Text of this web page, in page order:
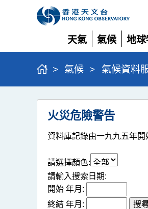
天氣
展
開
氣候
展
開
地
展
開
> 氣候 > 氣候資料
火
災
危
警
告
火災危險警告
資料庫記錄由一九九五年開
請選擇顏色:
請輸入搜索日期:
開始 年月:
終結 年月: